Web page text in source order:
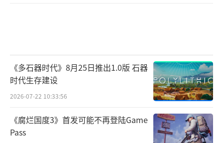
《多石器时代》8月25日推出1.0版 石器
时代生存建设
2026-07-22 10:33:56
《腐烂国度3》首发可能不再登陆Game
Pass